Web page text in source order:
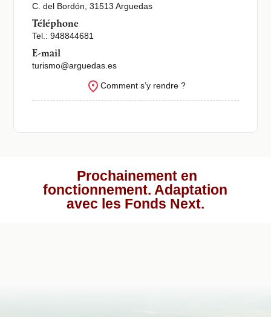
C. del Bordón, 31513 Arguedas
Téléphone
Tel.: 948844681
E-mail
turismo@arguedas.es
Comment s’y rendre ?
Prochainement en
fonctionnement. Adaptation
avec les Fonds Next.